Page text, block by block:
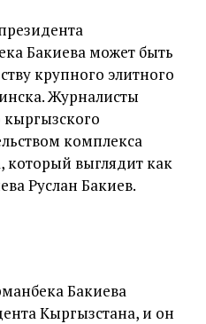
Бакиева может быть
крупного элитного
Журналисты
кыргызского
комплекса
который выглядит как
Руслан Бакиев.
Бакиева
Кыргызстана, и он